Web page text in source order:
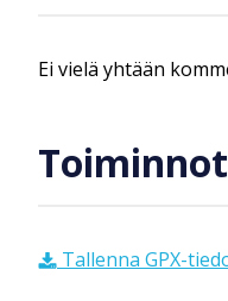
Ei vielä yhtään
Toiminnot
Tallenna GPX-